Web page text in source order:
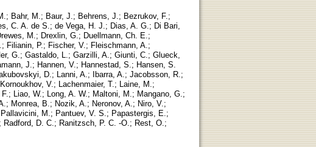
; Bahr, M. ; Baur, J. ; Behrens, J. ; Bezrukov, F. ;
C. A. de S. ; de Vega, H. J. ; Dias, A. G. ; Di Bari,
M. ; Drexlin, G. ; Duellmann, Ch. E. ;
; Filianin, P. ; Fischer, V. ; Fleischmann, A. ;
G. ; Gastaldo, L. ; Garzilli, A. ; Giunti, C. ; Glueck,
J. ; Hannen, V. ; Hannestad, S. ; Hansen, S.
D. ; Lanni, A. ; Ibarra, A. ; Jacobsson, R. ;
Kornoukhov, V. ; Lachenmaier, T. ; Laine, M. ;
; Liao, W. ; Long, A. W. ; Maltoni, M. ; Mangano, G. ;
; Monrea, B. ; Nozik, A. ; Neronov, A. ; Niro, V. ;
Pallavicini, M. ; Pantuev, V. S. ; Papastergis, E. ;
; Radford, D. C. ; Ranitzsch, P. C. -O. ; Rest, O. ;